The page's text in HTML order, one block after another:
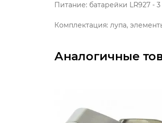
Питание: батарейки LR927 -
Комплектация: лупа,
Аналогичные